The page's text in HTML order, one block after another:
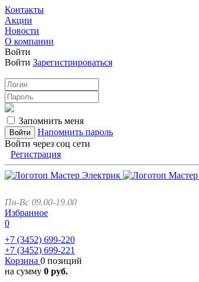
Контакты
Акции
Новости
О компании
Войти
Войти Зарегистрироваться
Запомнить меня
Напомнить пароль
Войти через соц сети
Регистрация
Пн-Вс 09.00-19.00
Избранное
0
+7 (3452) 699-220
+7 (3452) 699-221
Корзина 0 позиций
на сумму 0 руб.